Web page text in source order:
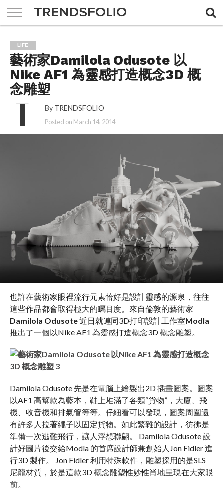
MAGAZINE
THE
FEMIN
ABOUT
US
ADVERTISING
JOBS
CONTACT
US
LIFE
藝術家Damilola Odusote 以
Nike AF1 為靈感打造概念3D 概
念雕塑
By TRENDSFOLIO
Posted on March 14, 2014
也許在藝術家眼裡流行元素恰好是設計靈感的源泉，往往
這些作品都會取得極大的矚目度。來自倫敦的藝術家
Damilola Odusote近日就連同3D打印設計工作室Modla
推出了一個以Nike AF1 為靈感打造概念3D 概念雕塑。
Damilola Odusote 先是在電腦上繪製出2D 插畫圖案。圖案
以AF1 高幫款為藍本，鞋上堆滿了各類“貨物”，大廈、飛
機、收音機和排氣管等等。仔細看可以發現，圖案周圍還
有許多人拉著繩子以固定貨物。如此繁雜的設計，彷彿是
準備一次逃難飛行，讓人浮想聯翩。 Damilola Odusote 設
計好圖片後交給Modla 的首席設計師兼創始人Jon Fidler 進
行3D 製作。 Jon Fidler 利用特殊軟件，雕塑採用的是SLS
尼龍材質，於是這款3D 概念雕塑惟妙惟肖地呈現在大家眼
前。